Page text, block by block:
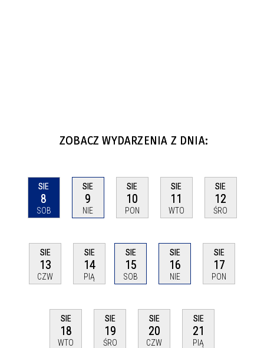
ZOBACZ WYDARZENIA Z DNIA:
SIE
8
SOB
SIE
9
NIE
SIE
10
PON
SIE
11
WTO
SIE
12
ŚRO
SIE
13
CZW
SIE
14
PIĄ
SIE
15
SOB
SIE
16
NIE
SIE
17
PON
SIE
18
WTO
SIE
19
ŚRO
SIE
20
CZW
SIE
21
PIĄ